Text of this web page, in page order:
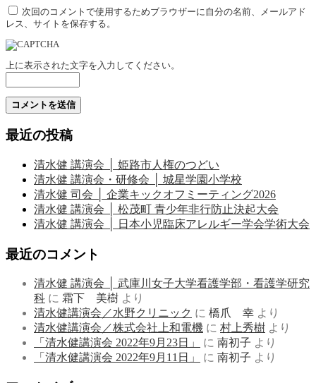
次回のコメントで使用するためブラウザーに自分の名前、メールアド
レス、サイトを保存する。
上に表示された文字を入力してください。
最近の投稿
清水健 講演会 │ 姫路市人権のつどい
清水健 講演会・研修会 │ 城星学園小学校
清水健 司会 │ 企業キックオフミーティング2026
清水健 講演会 │ 松茂町 青少年非行防止決起大会
清水健 講演会 │ 日本小児臨床アレルギー学会学術大会
最近のコメント
清水健 講演会 │ 武庫川女子大学看護学部・看護学研究
科 に 霜下 美樹 より
清水健講演会／水野クリニック に 橋爪 幸 より
清水健講演会／株式会社上和電機 に 村上秀樹 より
「清水健講演会 2022年9月23日」
に 南初子 より
「清水健講演会 2022年9月11日」
に 南初子 より